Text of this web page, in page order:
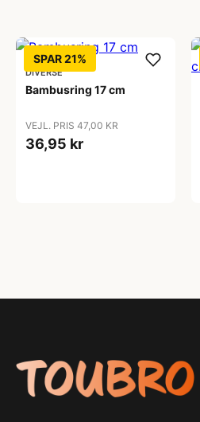
SPAR 21%
DIVERSE
Bambusring 17 cm
VEJL. PRIS 47,00 KR
36,95 kr